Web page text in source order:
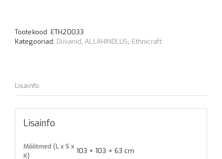
eco
kogus
Tootekood:ETH20033
Kategooriad: Diivanid,ALLAHINDLUS, Ethnicraft
Lisainfo
Lisainfo
Mõõtmed (L x S x
K)
103 × 103 × 63 cm